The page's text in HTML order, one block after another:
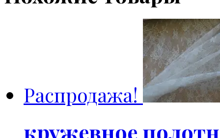
Versace
Распродажа!
кружевное